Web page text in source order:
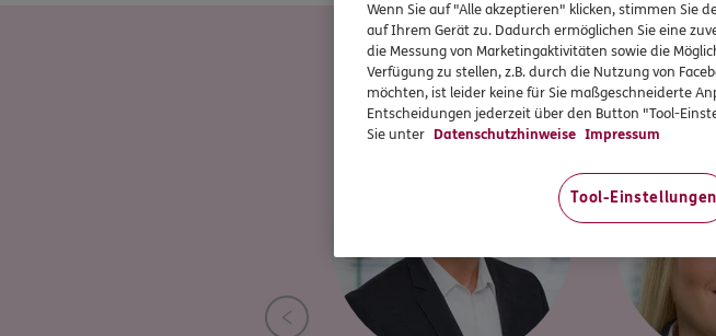
Unser Team am Standort
Wenn Sie auf "Alle akzeptieren" klicken, stimmen Sie
auf Ihrem Gerät zu. Dadurch ermöglichen Sie eine
die Messung von Marketingaktivitäten sowie die
Verfügung zu stellen, z.B. durch die Nutzung von
möchten, ist leider keine für Sie maßgeschneiderte
Entscheidungen jederzeit über den Button "Tool-
Sie unter Datenschutzhinweise Impressum
Tool-Einstellungen